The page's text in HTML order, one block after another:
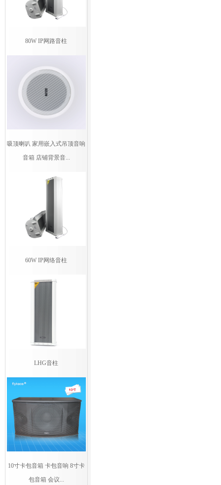
80W IP网路音柱
吸顶喇叭 家用嵌入式吊顶音响
音箱 店铺背景音...
60W IP网络音柱
LHG音柱
10寸卡包音箱 卡包音响 8寸卡
包音箱 会议...